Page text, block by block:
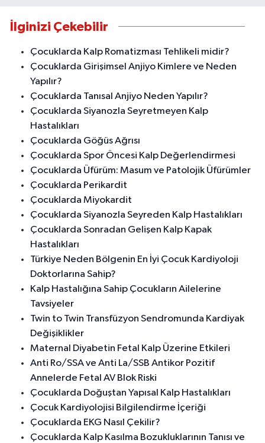
İlginizi Çekebilir
Çocuklarda Kalp Romatizması Tehlikeli midir?
Çocuklarda Girişimsel Anjiyo Kimlere ve Neden
Yapılır?
Çocuklarda Tanısal Anjiyo Neden Yapılır?
Çocuklarda Siyanozla Seyretmeyen Kalp
Hastalıkları
Çocuklarda Göğüs Ağrısı
Çocuklarda Spor Öncesi Kalp Değerlendirmesi
Çocuklarda Üfürüm: Masum ve Patolojik Üfürümler
Çocuklarda Perikardit
Çocuklarda Miyokardit
Çocuklarda Siyanozla Seyreden Kalp Hastalıkları
Çocuklarda Sonradan Gelişen Kalp Kapak
Hastalıkları
Türkiye Neden Bölgenin En İyi Çocuk Kardiyoloji
Doktorlarına Sahip?
Kalp Hastalığına Sahip Çocukların Ailelerine
Tavsiyeler
Twin to Twin Transfüzyon Sendromunda Kardiyak
Değişiklikler
Maternal Diyabetin Fetal Kalp Üzerine Etkileri
Anti Ro/SSA ve Anti La/SSB Antikor Pozitif
Annelerde Fetal AV Blok Riski
Çocuklarda Doğuştan Yapısal Kalp Hastalıkları
Çocuk Kardiyolojisi Bilgilendirme İçeriği
Çocuklarda EKG Nasıl Çekilir?
Çocuklarda Kalp Kasılma Bozukluklarının Tanısı ve